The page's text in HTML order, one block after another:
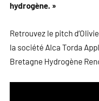
hydrogène. »
Retrouvez le pitch
la société Alca Torda
Bretagne Hydrogène